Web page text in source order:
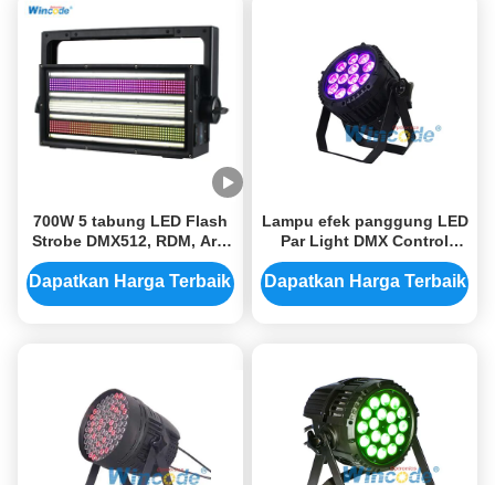
700W 5 tabung LED Flash
Strobe DMX512, RDM, Art-
Net, SACN Efek panggung
cahaya
Dapatkan Harga Terbaik
Lampu efek panggung LED
Par Light DMX Control
Untuk HDTV Video Flicker
Gratis
Dapatkan Harga Terbaik